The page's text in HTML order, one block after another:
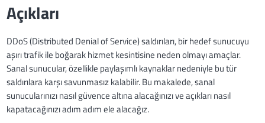
Açıkları
DDoS (Distributed Denial of Service) saldırıları, bir hedef sunucuyu
aşırı trafik ile boğarak hizmet kesintisine neden olmayı amaçlar.
Sanal sunucular, özellikle paylaşımlı kaynaklar nedeniyle bu tür
saldırılara karşı savunmasız kalabilir. Bu makalede, sanal
sunucularınızı nasıl güvence altına alacağınızı ve açıkları nasıl
kapatacağınızı adım adım ele alacağız.